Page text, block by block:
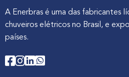
A Enerbras é uma das fabricantes
chuveiros elétricos no Brasil, e
países.